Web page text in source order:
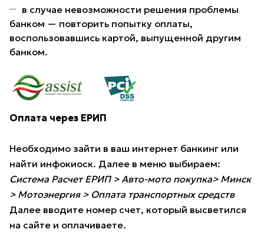
в случае невозможности решения проблемы
банком — повторить попытку оплаты,
воспользовавшись картой, выпущенной другим
банком.
Оплата через ЕРИП
Необходимо зайти в ваш интернет банкинг или
найти инфокиоск. Далее в меню выбираем:
Система Расчет ЕРИП > Авто-мото покупка> Минск
> Мотоэнергия > Оплата транспортных средств
Далее вводите номер счет, который высветился
на сайте и оплачиваете.